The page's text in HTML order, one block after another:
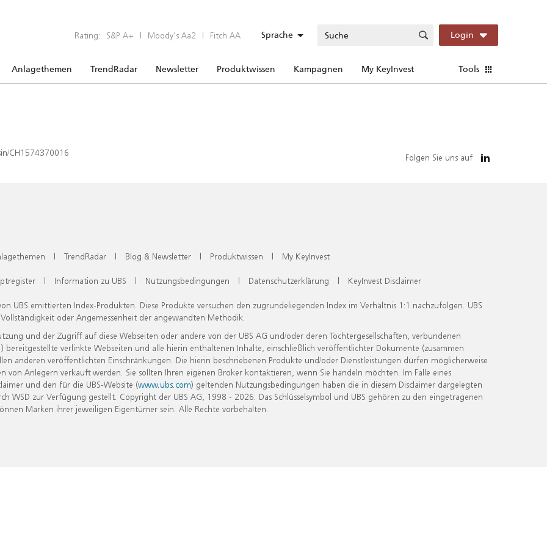
Rating: S&P A+ | Moody’s Aa2 | Fitch AA Sprache Login
Anlagethemen TrendRadar Newsletter Produktwissen Kampagnen My KeyInvest Tools
CH1574370016 Folgen Sie uns auf
| TrendRadar | Blog & Newsletter | Produktwissen | My KeyInvest
| Information zu UBS | Nutzungsbedingungen | Datenschutzerklärung | KeyInvest Disclaimer
UBS emittierten Index-Produkten. Diese Produkte versuchen den zugrundeliegenden Index im Verhältnis 1:1 nachzufolgen. UBS
oder Angemessenheit der angewandten Methodik.
und der Zugriff auf diese Webseiten oder andere von der UBS AG und/oder deren Tochtergesellschaften, verbundenen
verlinkte Webseiten und alle hierin enthaltenen Inhalte, einschließlich veröffentlichter Dokumente (zusammen
anderen veröffentlichten Einschränkungen. Die hierin beschriebenen Produkte und/oder Dienstleistungen dürfen möglicherweise
Anlegern verkauft werden. Sie sollten Ihren eigenen Broker kontaktieren, wenn Sie handeln möchten. Im Falle eines
und den für die UBS-Website (www.ubs.com) geltenden Nutzungsbedingungen haben die in diesem Disclaimer dargelegten
zur Verfügung gestellt. Copyright der UBS AG, 1998 - 2026. Das Schlüsselsymbol und UBS gehören zu den eingetragenen
Marken ihrer jeweiligen Eigentümer sein. Alle Rechte vorbehalten.